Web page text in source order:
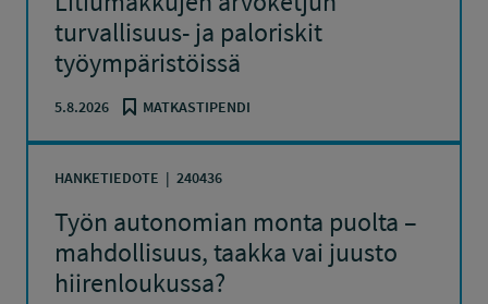
turvallisuus- ja paloriskit
työympäristöissä
5.8.2026 MATKASTIPENDI
HANKETIEDOTE 240436
Työn autonomian monta puolta –
mahdollisuus, taakka vai juusto
hiirenloukussa?